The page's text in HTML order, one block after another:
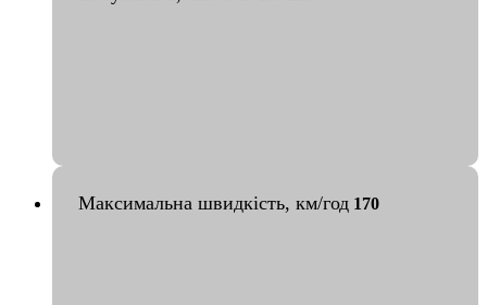
Максимальна швидкість, км/год 170